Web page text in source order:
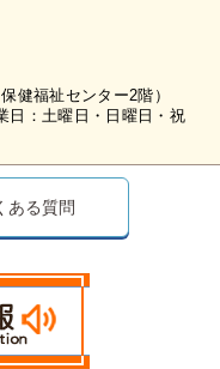
健福祉センター2階）
：土曜日・日曜日・祝
ある質問